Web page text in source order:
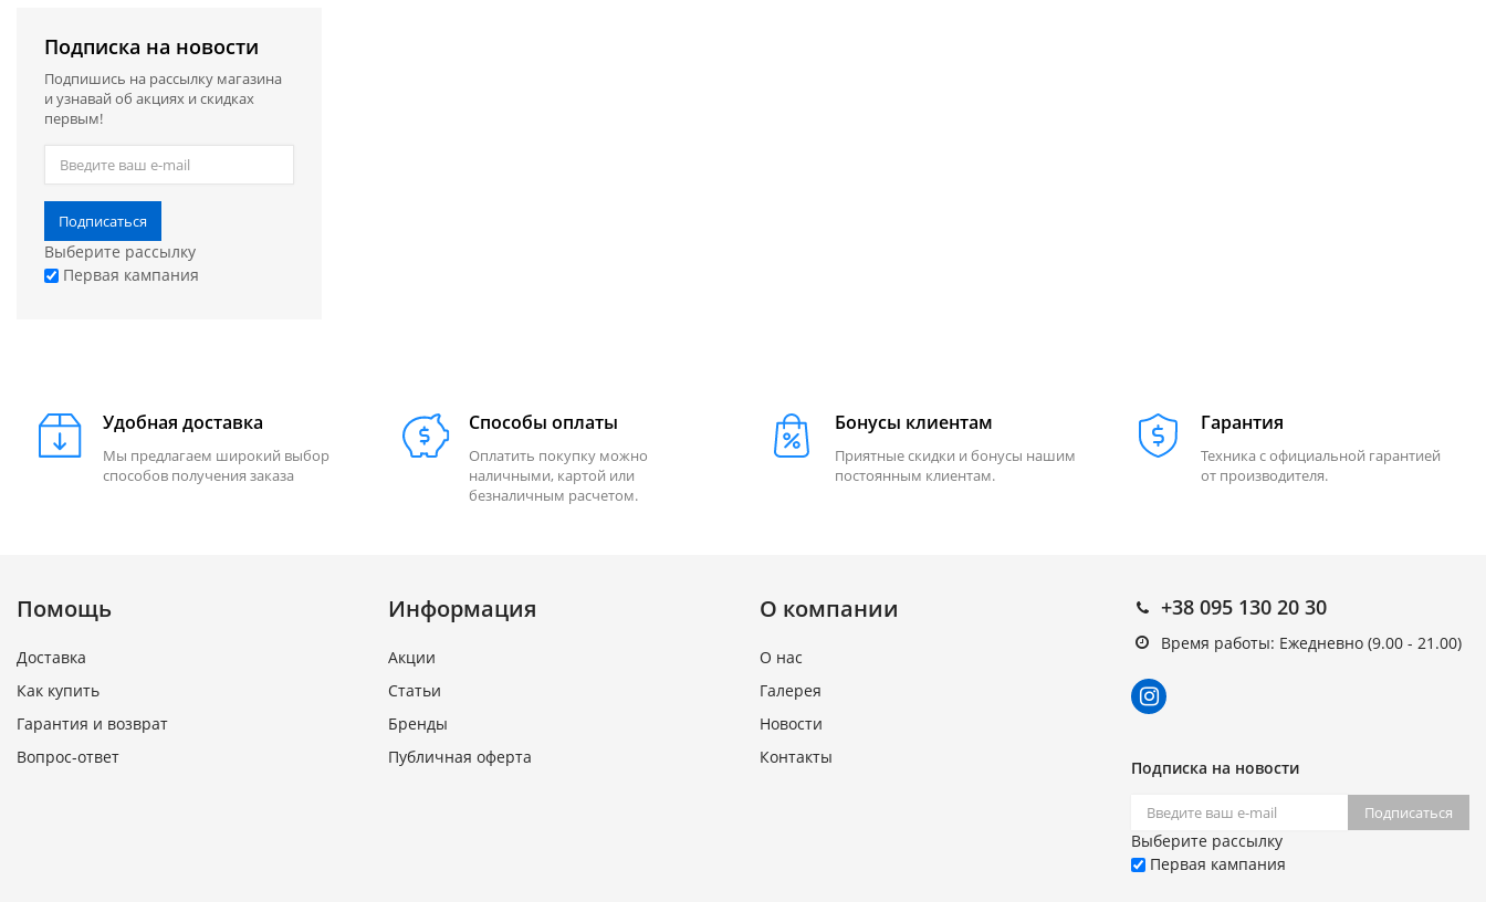
Подписка на новости
Подпишись на рассылку магазина
и узнавай об акциях и скидках
первым!
Подписаться
Выберите рассылку
Первая кампания
Удобная доставка
Мы предлагаем широкий выбор
способов получения заказа
Способы оплаты
Оплатить покупку можно
наличными, картой или
безналичным расчетом.
Бонусы клиентам
Приятные скидки и бонусы нашим
постоянным клиентам.
Гарантия
Техника с официальной гарантией
от производителя.
Помощь
Доставка
Как купить
Гарантия и возврат
Вопрос-ответ
Информация
Акции
Статьи
Бренды
Публичная оферта
О компании
О нас
Галерея
Новости
Контакты
+38 095 130 20 30
Время работы: Ежедневно (9.00 - 21.00)
Подписка на новости
Подписаться
Выберите рассылку
Первая кампания